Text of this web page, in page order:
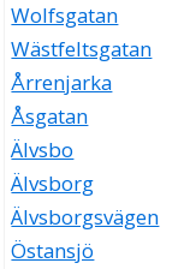
Wolfsgatan
Wästfeltsgatan
Årrenjarka
Åsgatan
Älvsbo
Älvsborg
Älvsborgsvägen
Östansjö